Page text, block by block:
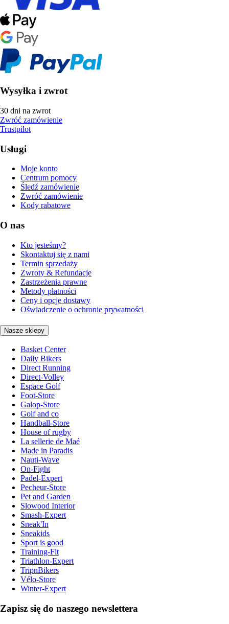
Wysyłka i zwrot
30 dni na zwrot
Zwróć zamówienie
Trustpilot
Usługi
Moje konto
Centrum pomocy
Śledź zamówienie
Zwróć zamówienie
Kody rabatowe
O nas
Kto jesteśmy?
Skontaktuj się z nami
Termin sprzedaży
Zwroty & Refundacje
Zastrzeżenia prawne
Metody płatności
Ceny i opcje dostawy
Oświadczenie o ochronie prywatności
Nasze sklepy
Basket Center
Daily Bikers
Direct Running
Direct-Volley
Espace Golf
Foot-Store
Galop-Store
Golf and co
Handball-Store
House of rugby
La sellerie de Maé
Made in Paradis
Nauti-Wave
On-Fight
Padel-Expert
Pecheur-Store
Pet and Garden
Slowood Interior
Smash-Expert
Sneak'In
Sneakids
Sport is good
Training-Fit
Triathlon-Expert
TripnBikers
Vélo-Store
Winter-Expert
Zapisz się do naszego newslettera